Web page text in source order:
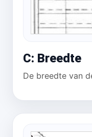
C: Breedte
De breedte van